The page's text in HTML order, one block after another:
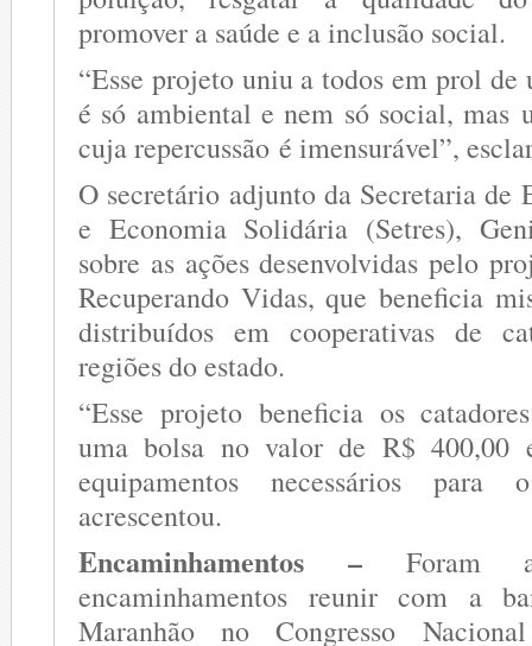
promover a saúde e a inclusão social.
“Esse projeto uniu a todos em prol de
é só ambiental e nem só social, mas
cuja repercussão é imensurável”,
O secretário adjunto da Secretaria de
e Economia Solidária (Setres),
sobre as ações desenvolvidas pelo
Recuperando Vidas, que beneficia
distribuídos em cooperativas de
regiões do estado.
“Esse projeto beneficia os
uma bolsa no valor de R$
equipamentos necessários para
acrescentou.
Encaminhamentos – Foram
encaminhamentos reunir com a
Maranhão no Congresso